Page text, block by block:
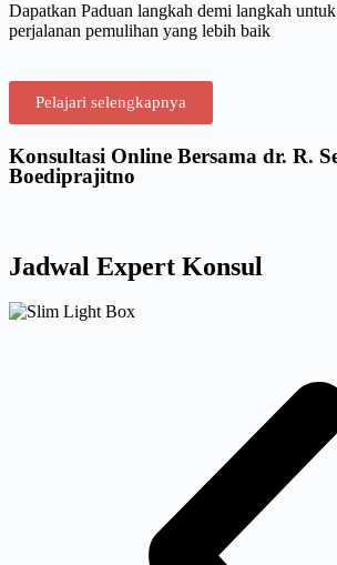
Dapatkan Paduan langkah demi langkah
perjalanan pemulihan yang lebih baik
Pelajari selengkapnya
Konsultasi Online Bersama dr. R.
Boediprajitno
Jadwal Expert Konsul